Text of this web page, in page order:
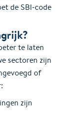
de SBI-code
te laten
sectoren zijn
of
zijn